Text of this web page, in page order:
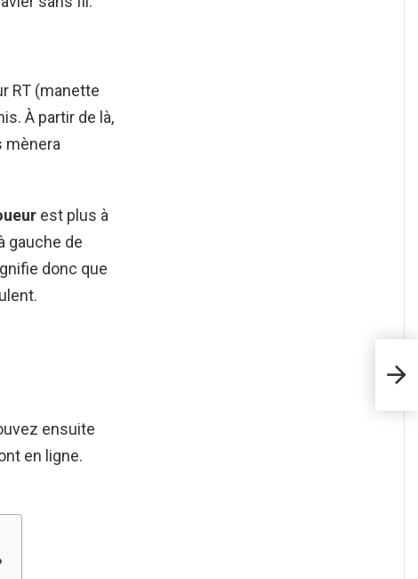
RT (manette
À partir de là,
mènera
est plus à
gauche de
donc que
ensuite
en ligne.